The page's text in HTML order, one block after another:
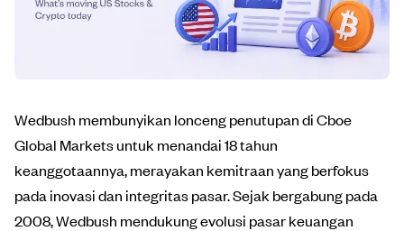
Wedbush membunyikan lonceng penutupan di Cboe
Global Markets untuk menandai 18 tahun
keanggotaannya, merayakan kemitraan yang berfokus
pada inovasi dan integritas pasar. Sejak bergabung pada
2008, Wedbush mendukung evolusi pasar keuangan